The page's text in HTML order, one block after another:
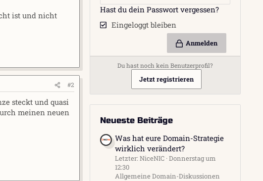
ist und nicht
#2
steckt und quasi
meinen neuen
Hast du dein Passwort vergessen?
Eingeloggt bleiben
Anmelden
Du hast noch kein Benutzerprofil?
Jetzt registrieren
Neueste Beiträge
Was hat eure Domain-Strategie
wirklich verändert?
Letzter: NiceNIC Donnerstag um
12:30
Allgemeine Domain-Diskussionen